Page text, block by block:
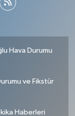
Hava Durumu
ve Fikstür
Haberleri